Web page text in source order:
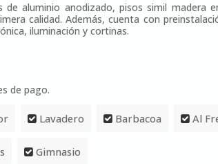
de aluminio anodizado, pisos simil
calidad. Además, cuenta con
iluminación y cortinas.
de pago.
Lavadero Barbacoa Al
Gimnasio